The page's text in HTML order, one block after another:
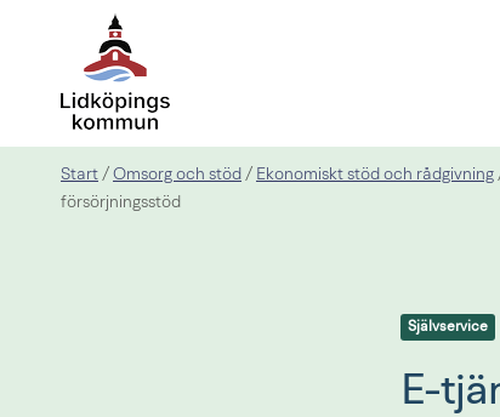
Start / Omsorg och stöd / Ekonomiskt stöd och rådgivning
försörjningsstöd
Självservice
E-